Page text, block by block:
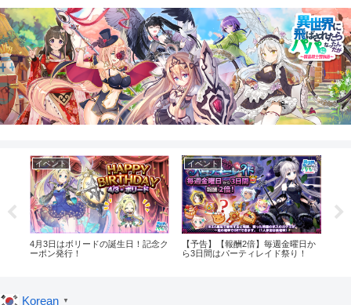
イベント
4月3日はボリードの誕生日！記念ク
ーポン発行！
イベント
【予告】【報酬2倍】毎週金曜日か
ら3日間はパーティレイド祭り！
Korean ▼